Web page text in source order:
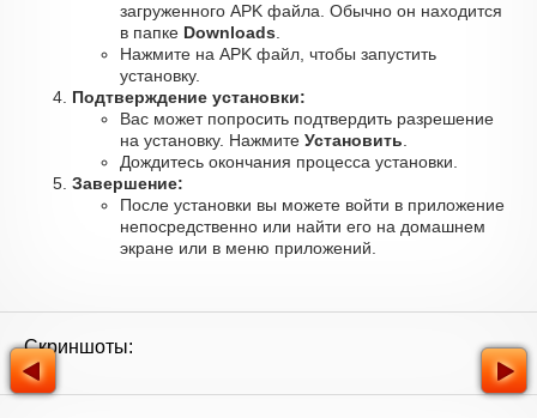
загруженного APK файла. Обычно он находится
в папке Downloads
Нажмите на APK файл, чтобы запустить
установку.
Подтверждение установки:
Вас может попросить подтвердить разрешение
на установку. Нажмите Установить
Дождитесь окончания процесса установки.
Завершение:
После установки вы можете войти в приложение
непосредственно или найти его на домашнем
экране или в меню приложений.
Скриншоты: